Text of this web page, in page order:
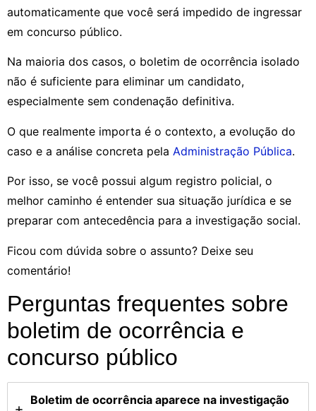
automaticamente que você será impedido de ingressar
em concurso público.
Na maioria dos casos, o boletim de ocorrência isolado
não é suficiente para eliminar um candidato,
especialmente sem condenação definitiva.
O que realmente importa é o contexto, a evolução do
caso e a análise concreta pela Administração Pública.
Por isso, se você possui algum registro policial, o
melhor caminho é entender sua situação jurídica e se
preparar com antecedência para a investigação social.
Ficou com dúvida sobre o assunto? Deixe seu
comentário!
Perguntas frequentes sobre
boletim de ocorrência e
concurso público
Boletim de ocorrência aparece na investigação